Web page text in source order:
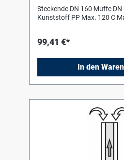
Steckende DN 160 Muffe DN
Kunststoff PP Max. 120 C
99,41 €*
In den